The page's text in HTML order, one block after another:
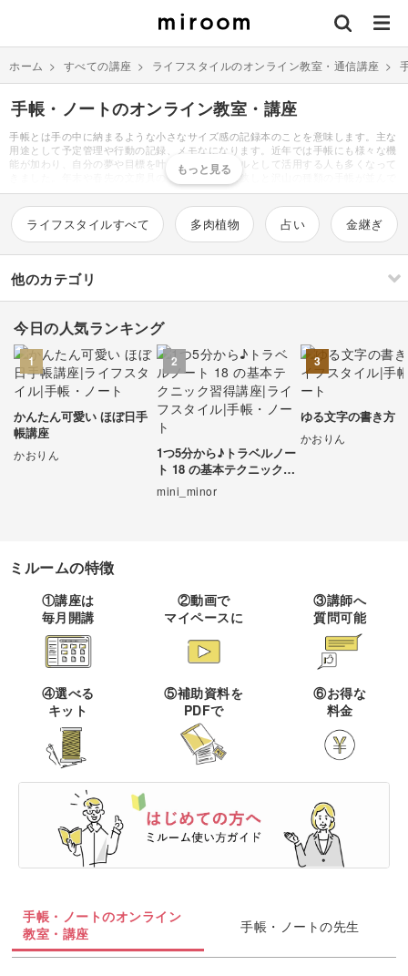
ホーム > すべての講座 > ライフスタイルのオンライン教室・通信講座 >
手帳・ノートのオンライン教室・講座
手帳とは手の中に納まるような小さなサイズ感の記録本のことを意味します。主な
用途として予定管理や行動の記録、メモなになります。近年では手帳にも様々な機
能が加わり、自分の夢や目標を叶えるためのツールとして活用する人も多くなって
きました。年末や春先の文房具の手帳売り場は所狭しと沢山の種類の手帳が並んで
おり、自分にあった一冊を探すのも楽しい時間です。手帳好きな人は普段どんなこ
とを書いているのか、今まで使っていなかった人にとっては気になる点ではないで
しょうか。主なトピックとしては目標、日記、読書、運動や体重の記録、仕事や勉
強の振り返り、出費の記録などがあげられます。最近はシールやマスキングテープ
等を使ってかわいく装飾したページをSNS上に投稿し、より楽しく記録するアイデ
アを発信している手帳インスタグラマーも多く存在しています。#手帳デコ #コラ
ージュノートなどのハッシュタグで検索するとそれらのインスタグラマーの投稿が
見つかります。そんな手帳ブームに合わせて文具のデザイン性も向上しており、く
すみカラーやおしゃれな手書き風イラストなど、最新のトレンドを取り入れたデザ
なかった人もハマってしまうほど進化しています。お気に入りの文具を使って手帳
を作ると、書いている時も見返して読む時も、とびきりの楽しさがあります。とき
めきが詰まった手帳ライフをぜひ始めてみてはいかがでしょうか。
ライフスタイルすべて 多肉植物 占い 金継ぎ
他のカテゴリ
刺繍
すべて
伝統刺繍
刺し子
クロスステッチ
オートクチュール刺繍
リボン刺繍
ビーズ刺繍
フランス刺繍
ソウタシエ
すべて
棒針編み
マクラメ
クラフトバンド
あみぐるみ
ソーイング
すべて
和裁
洋裁
イラスト・絵画
すべて
アクリル絵の具
アルコールインクアート
コピック
パステルアート
水彩画
デジタルイラスト
日本画
ミニチュア・クレイ
クラフト
ミニチュアフード
ミニチュア雑貨
ドール
ドールハウス
すべて
ネイル検定
スカルプネイル
ネイルケア
ジェルネイル
すべて
プラバンアクセサリー
クレイ
レジンアクセサリー
ワイヤーアクセサリー
ビーズアクセサリー
キャンドル
すべて
キャンドルホルダー
マーブルキャンドル
スイーツキャンドル
ソイキャンドル
ジェルキャンドル
韓国キャンドル
すべて
カリグラフィー
レタリング
絵付け・ペインティ
ング
すべて
ポーセラーツ
上絵付け
書道・ペン字
すべて
ペン字
すべて
ペーパーアート
切り絵
折り紙
すべて
石鹸作り
羊毛フェルト
つまみ細工
ライフスタイル
整理収納・片付け
占い
フィットネス
ピラティス
クッキング
パン
ブランディング
カメラ・写真
すべて
カメラその他
今日の人気ランキング
1
かんたん可愛い ほぼ日手
帳講座
かおりん
2
1つ5分から♪トラベルノー
ト 18 の基本テクニック習
得講座
mini_minor
3
ゆる文字の書き方
かおりん
ミルームの特徴
①講座は
毎月開講
②動画で
マイペースに
③講師へ
質問可能
④選べる
キット
⑤補助資料を
PDFで
⑥お得な
料金
手帳・ノートのオンライン
教室・講座
手帳・ノートの先生